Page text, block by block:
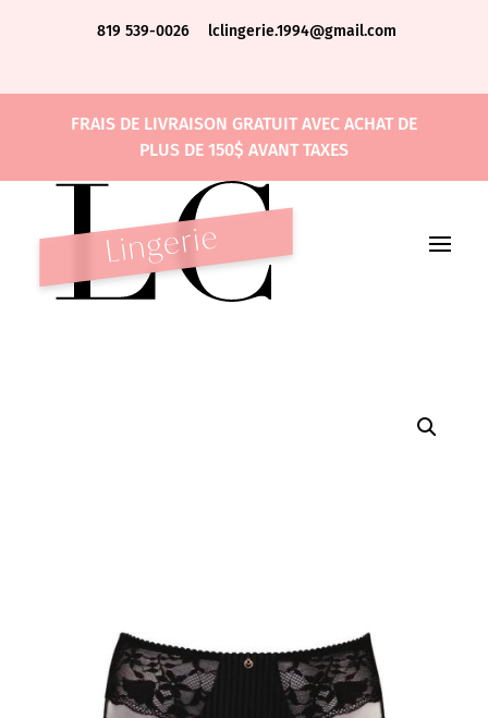
819 539-0026 lclingerie.1994@gmail.com
FRAIS DE LIVRAISON GRATUIT AVEC ACHAT DE
PLUS DE 150$ AVANT TAXES